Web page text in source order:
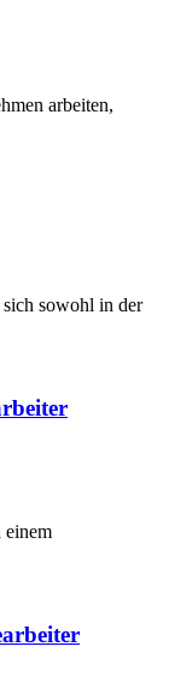
arbeiten,
sowohl in der
einem